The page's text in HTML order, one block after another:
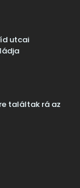
utcai
találtak rá az